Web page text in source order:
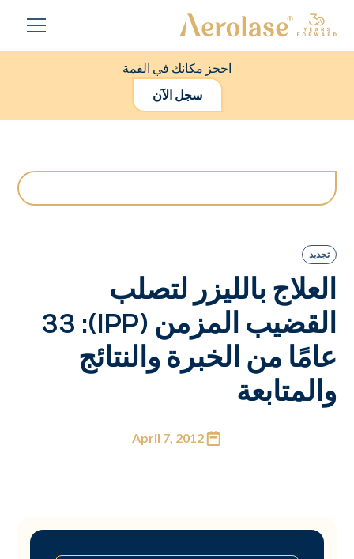
احجز مكانك في القمة
سجل الآن
تجديد
العلاج بالليزر لتصلب
القضيب المزمن (IPP): 33
عامًا من الخبرة والنتائج
والمتابعة
April 7, 2012